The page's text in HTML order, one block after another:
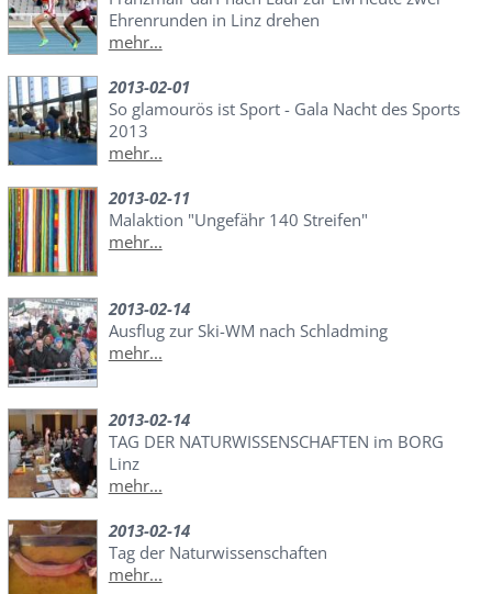
Ehrenrunden in Linz drehen
mehr...
2013-02-01
So glamourös ist Sport - Gala Nacht des Sports
2013
mehr...
2013-02-11
Malaktion "Ungefähr 140 Streifen"
mehr...
2013-02-14
Ausflug zur Ski-WM nach Schladming
mehr...
2013-02-14
TAG DER NATURWISSENSCHAFTEN im BORG
Linz
mehr...
2013-02-14
Tag der Naturwissenschaften
mehr...